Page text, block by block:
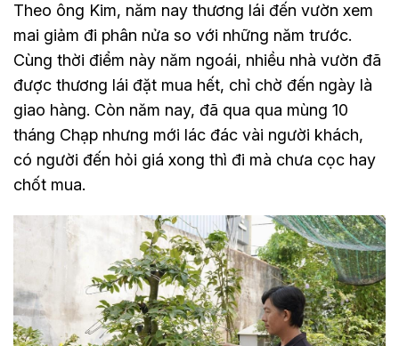
Theo ông Kim, năm nay thương lái đến vườn xem
mai giảm đi phân nửa so với những năm trước.
Cùng thời điểm này năm ngoái, nhiều nhà vườn đã
được thương lái đặt mua hết, chỉ chờ đến ngày là
giao hàng. Còn năm nay, đã qua qua mùng 10
tháng Chạp nhưng mới lác đác vài người khách,
có người đến hỏi giá xong thì đi mà chưa cọc hay
chốt mua.